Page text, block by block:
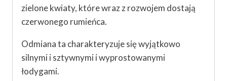
zielone kwiaty, które wraz z rozwojem dostają
czerwonego rumieńca.
Odmiana ta charakteryzuje się wyjątkowo
silnymi i sztywnymi i wyprostowanymi
łodygami.